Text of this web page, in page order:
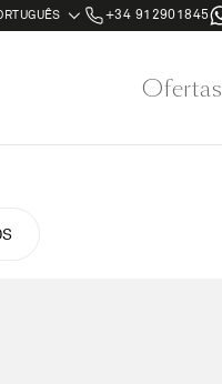
+34 912901845
Ofertas